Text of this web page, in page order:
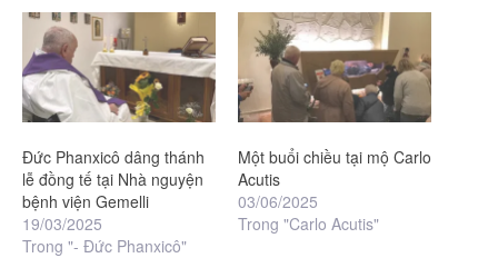
Đức Phanxicô dâng thánh
lễ đồng tế tại Nhà nguyện
bệnh viện Gemelli
19/03/2025
Trong "- Đức Phanxicô"
Một buổi chiều tại mộ Carlo
Acutis
03/06/2025
Trong "Carlo Acutis"